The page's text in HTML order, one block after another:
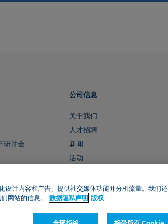
研讨会
公司信息
关于我们
人才招聘
新闻
活动
设计内容和广告、提供社交媒体功能并分析流量。我们还
网站的信息。
数据隐私声明 版权